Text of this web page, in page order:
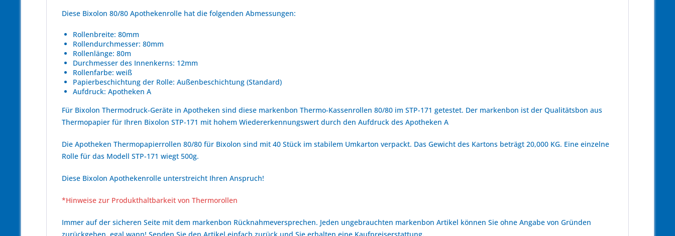
Diese Bixolon 80/80 Apothekenrolle hat die folgenden Abmessungen:
Rollenbreite: 80mm
Rollendurchmesser: 80mm
Rollenlänge: 80m
Durchmesser des Innenkerns: 12mm
Rollenfarbe: weiß
Papierbeschichtung der Rolle: Außenbeschichtung (Standard)
Aufdruck: Apotheken A
Für Bixolon Thermodruck-Geräte in Apotheken sind diese markenbon Thermo-Kassenrollen 80/80 im STP-171 getestet. Der markenbon ist der Qualitätsbon aus
Thermopapier für Ihren Bixolon STP-171 mit hohem Wiedererkennungswert durch den Aufdruck des Apotheken A
Die Apotheken Thermopapierrollen 80/80 für Bixolon sind mit 40 Stück im stabilem Umkarton verpackt. Das Gewicht des Kartons beträgt 20,000 KG. Eine einzelne
Rolle für das Modell STP-171 wiegt 500g.
Diese Bixolon Apothekenrolle unterstreicht Ihren Anspruch!
*Hinweise zur Produkthaltbarkeit von Thermorollen
Immer auf der sicheren Seite mit dem markenbon Rücknahmeversprechen. Jeden ungebrauchten markenbon Artikel können Sie ohne Angabe von Gründen